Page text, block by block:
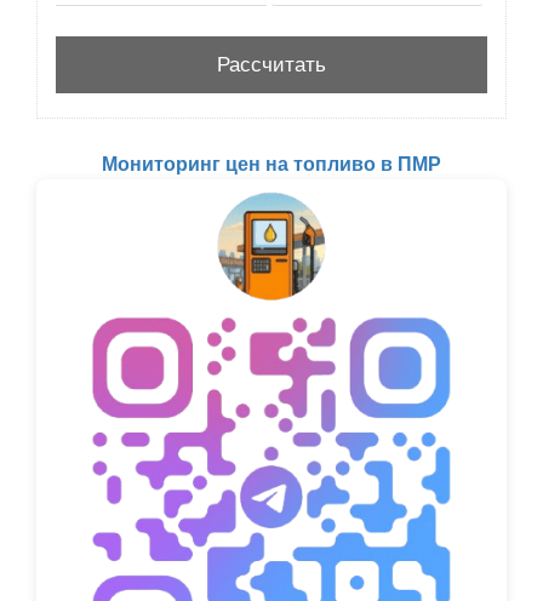
Мониторинг цен на топливо в ПМР